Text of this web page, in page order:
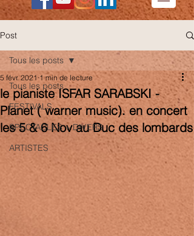
Post
Tous les posts
FESTIVALS
SPECTACLES + DIVERS
ARTISTES
Tous les posts
le pianiste ISFAR SARABSKI -
Planet ( warner music). en concert
les 5 & 6 Nov au Duc des lombards
5 févr. 2021 1 min de lecture